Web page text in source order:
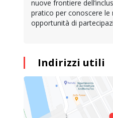
nuove frontiere
pratico per conoscere le
opportunità di
Indirizzi utili